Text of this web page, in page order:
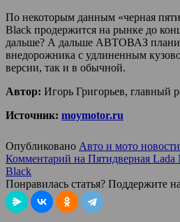
По некоторым данным «черная
Black продержится на рынке до
дальше? А дальше АВТОВАЗ
внедорожника с удлиненным
версии, так и в обычной.
Автор: Игорь Григорьев, главный
Источник: moymotor.ru
Опубликовано Авто и мото новости
Комментарий на Пятидверная Lada
Black
Понравилась статья? Поддержите